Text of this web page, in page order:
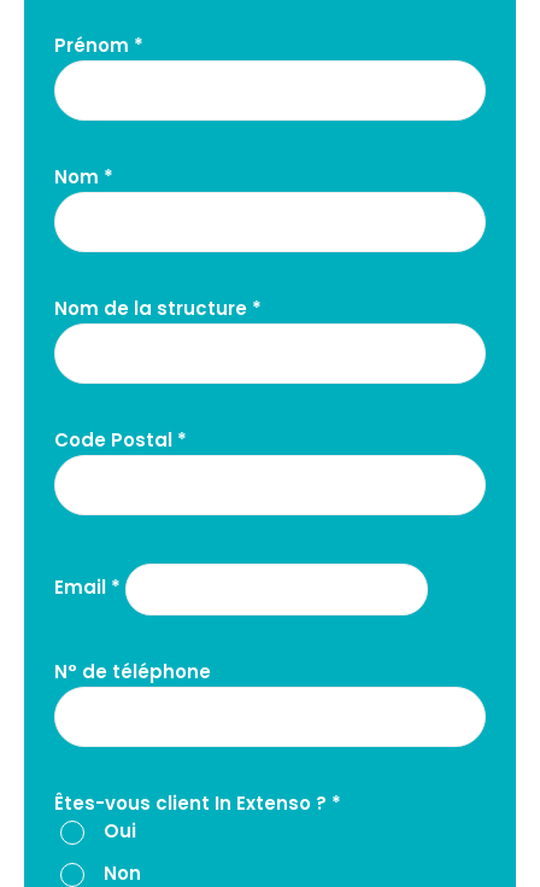
Prénom *
Nom *
Nom de la structure *
Code Postal *
Email *
N° de téléphone
Êtes-vous client In Extenso ? *
Oui
Non